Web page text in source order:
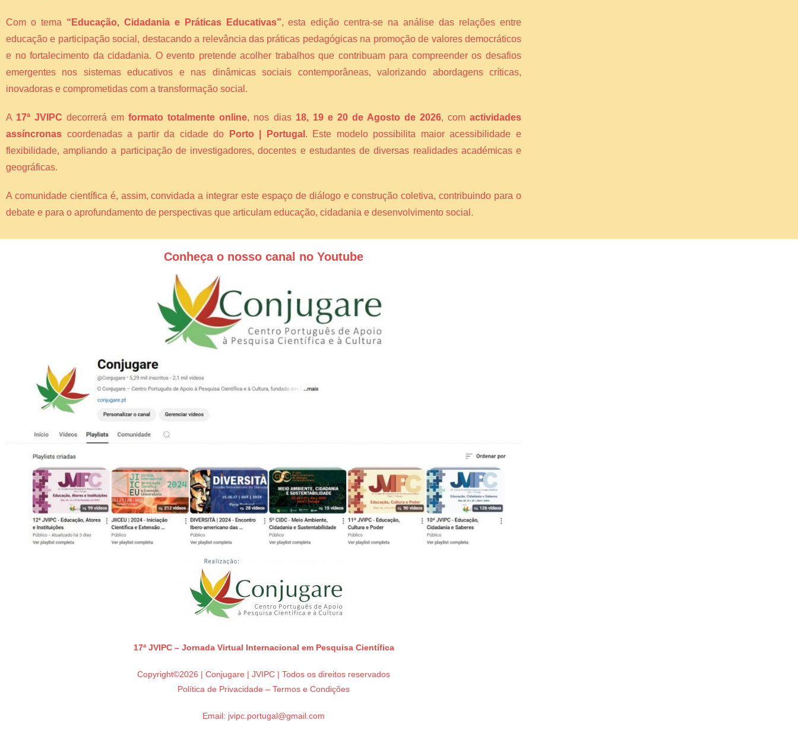
Com o tema “Educação, Cidadania e Práticas Educativas”, esta edição centra-se na análise das relações entre
educação e participação social, destacando a relevância das práticas pedagógicas na promoção de valores democráticos
e no fortalecimento da cidadania. O evento pretende acolher trabalhos que contribuam para compreender os desafios
emergentes nos sistemas educativos e nas dinâmicas sociais contemporâneas, valorizando abordagens críticas,
inovadoras e comprometidas com a transformação social.
A 17ª JVIPC decorrerá emformato totalmente online, nos dias 18, 19 e 20 de Agosto de 2026, comactividades
assíncronas coordenadas a partir da cidade do Porto | Portugal . Este modelo possibilita maior acessibilidade e
flexibilidade, ampliando a participação de investigadores, docentes e estudantes de diversas realidades académicas e
geográficas.
A comunidade científica é, assim, convidada a integrar este espaço de diálogo e construção coletiva, contribuindo para o
debate e para o aprofundamento de perspectivas que articulam educação, cidadania e desenvolvimento social.
Conheça o nosso canal no Youtube
17ª JVIPC – Jornada Virtual Internacional em Pesquisa Científica
Copyright©2026 | Conjugare | JVIPC | Todos os direitos reservados
Política de Privacidade – Termos e Condições
Email: jvipc.portugal@gmail.com